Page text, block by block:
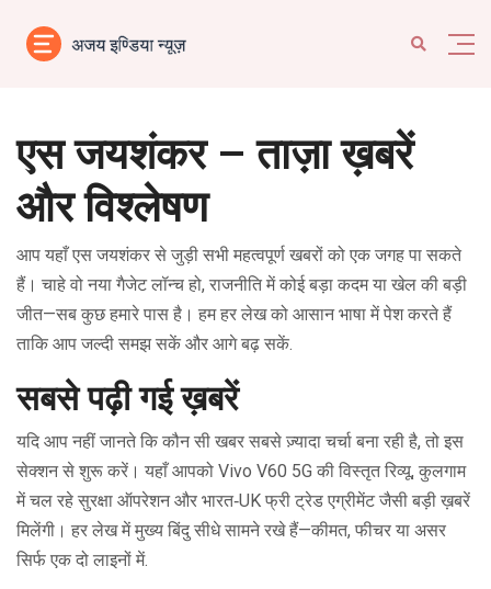
एस जयशंकर – ताज़ा ख़बरें
और विश्लेषण
आप यहाँ एस जयशंकर से जुड़ी सभी महत्वपूर्ण खबरों को एक जगह पा सकते
हैं। चाहे वो नया गैजेट लॉन्च हो, राजनीति में कोई बड़ा कदम या खेल की बड़ी
जीत—सब कुछ हमारे पास है। हम हर लेख को आसान भाषा में पेश करते हैं
ताकि आप जल्दी समझ सकें और आगे बढ़ सकें.
सबसे पढ़ी गई ख़बरें
यदि आप नहीं जानते कि कौन सी खबर सबसे ज़्यादा चर्चा बना रही है, तो इस
सेक्शन से शुरू करें। यहाँ आपको Vivo V60 5G की विस्तृत रिव्यू, कुलगाम
में चल रहे सुरक्षा ऑपरेशन और भारत‑UK फ्री ट्रेड एग्रीमेंट जैसी बड़ी ख़बरें
मिलेंगी। हर लेख में मुख्य बिंदु सीधे सामने रखे हैं—कीमत, फीचर या असर
सिर्फ एक दो लाइनों में.